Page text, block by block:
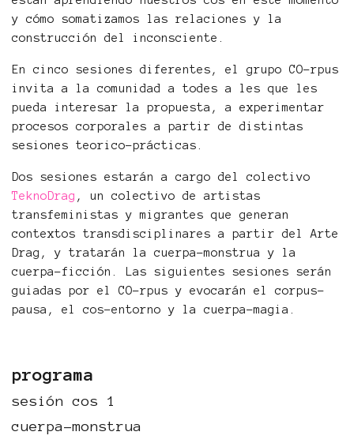
y cómo somatizamos las relaciones y la
construcción del inconsciente.
En cinco sesiones diferentes, el grupo CO-rpus
invita a la comunidad a todes a les que les
pueda interesar la propuesta, a experimentar
procesos corporales a partir de distintas
sesiones teorico-prácticas.
Dos sesiones estarán a cargo del colectivo
TeknoDrag , un colectivo de artistas
transfeministas y migrantes que generan
contextos transdisciplinares a partir del Arte
Drag, y tratarán la cuerpa-monstrua y la
cuerpa-ficción. Las siguientes sesiones serán
guiadas por el CO-rpus y evocarán el corpus-
pausa, el cos-entorno y la cuerpa-magia.
programa
sesión cos 1
cuerpa-monstrua